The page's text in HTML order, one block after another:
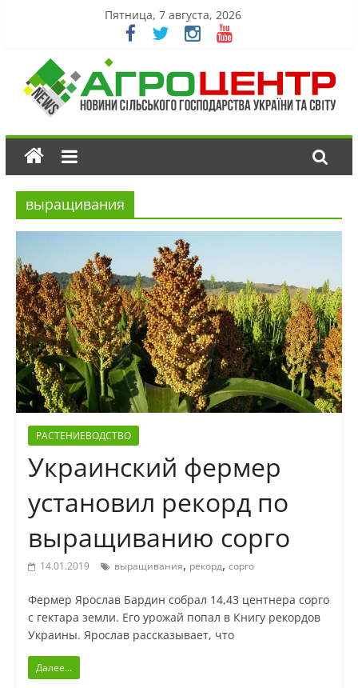
Пятница, 7 августа, 2026
выращивания
РАСТЕНИЕВОДСТВО
Украинский фермер
установил рекорд по
выращиванию сорго
14.01.2019 выращивания, рекорд, сорго
Фермер Ярослав Бардин собрал 14,43 центнера сорго
с гектара земли. Его урожай попал в Книгу рекордов
Украины. Ярослав рассказывает, что
Далее...